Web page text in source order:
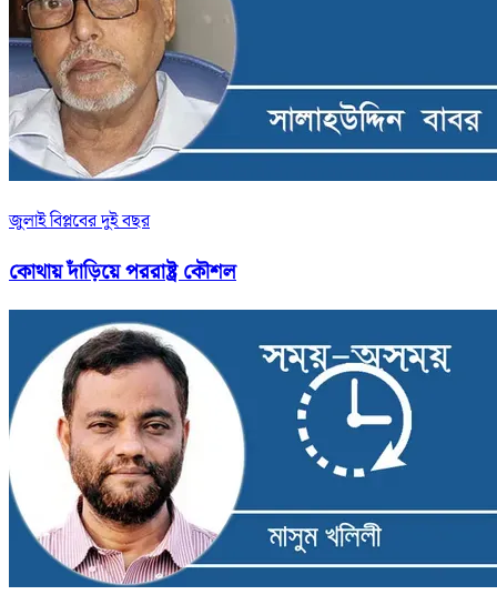
জুলাই বিপ্লবের দুই বছর
কোথায় দাঁড়িয়ে পররাষ্ট্র কৌশল